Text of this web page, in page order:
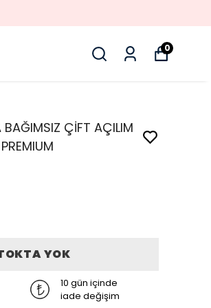
0
ÇİFT AÇILIM
YOK
10 gün içinde
iade değişim